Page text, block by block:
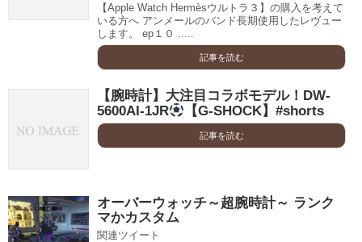
【Apple Watch Hermèsウルトラ３】の購入を考えて
いる方へ アンメールのバンド長期使用したレヴュー
します。 ep１０ .....
記事を読む
【腕時計】大注目コラボモデル！DW-
5600AI-1JR
【G-SHOCK】#shorts
記事を読む
オーバーウォッチ～超腕時計～ ランク
マかカスタム
関連ツイート